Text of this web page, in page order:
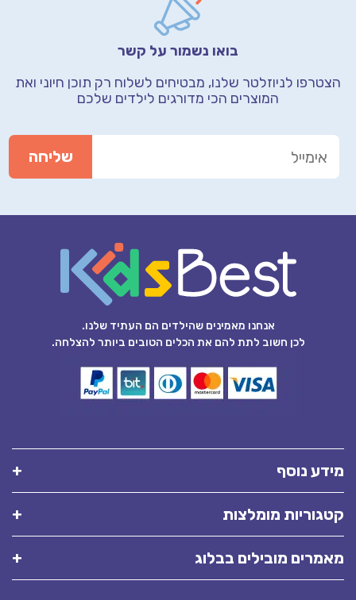
בואו נשמור על קשר
הצטרפו לניוזלטר שלנו, מבטיחים לשלוח רק תוכן חיוני ואת
המוצרים הכי מדורגים לילדים שלכם
אנחנו מאמינים שהילדים הם העתיד שלנו.
לכן חשוב לתת להם את הכלים הטובים ביותר להצלחה.
מידע נוסף
קטגוריות מומלצות
מאמרים מובילים בבלוג